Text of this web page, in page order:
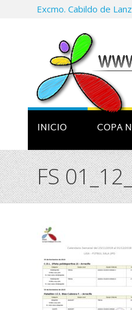
Excmo. Cabildo de
INICIO COPA
FS